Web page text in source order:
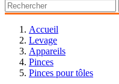
Accueil
Levage
Appareils
Pinces
Pinces pour tôles